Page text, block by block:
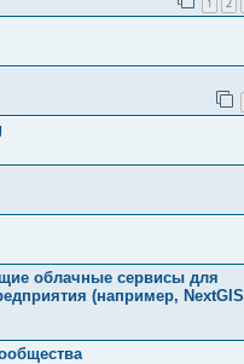
облачные сервисы для
(например, NextGIS